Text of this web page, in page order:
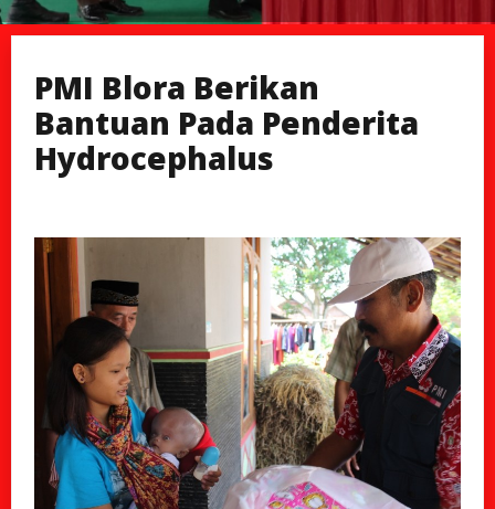
PMI Blora Berikan
Bantuan Pada Penderita
Hydrocephalus